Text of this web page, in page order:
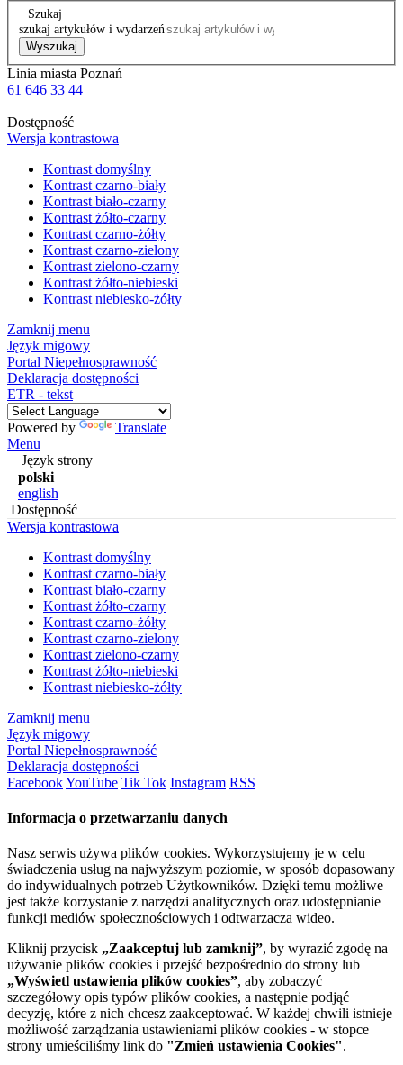
Szukaj
szukaj artykułów i wydarzeń
Wyszukaj
Linia miasta Poznań
61 646 33 44
Dostępność
Wersja kontrastowa
Kontrast domyślny
Kontrast czarno-biały
Kontrast biało-czarny
Kontrast żółto-czarny
Kontrast czarno-żółty
Kontrast czarno-zielony
Kontrast zielono-czarny
Kontrast żółto-niebieski
Kontrast niebiesko-żółty
Zamknij menu
Język migowy
Portal Niepełnosprawność
Deklaracja dostępności
ETR - tekst
Powered by
Translate
Menu
Język strony
polski
english
Dostępność
Wersja kontrastowa
Kontrast domyślny
Kontrast czarno-biały
Kontrast biało-czarny
Kontrast żółto-czarny
Kontrast czarno-żółty
Kontrast czarno-zielony
Kontrast zielono-czarny
Kontrast żółto-niebieski
Kontrast niebiesko-żółty
Zamknij menu
Język migowy
Portal Niepełnosprawność
Deklaracja dostępności
FacebookYouTube Tik Tok Instagram RSS
Informacja o przetwarzaniu danych
Nasz serwis używa plików cookies. Wykorzystujemy je w celu
świadczenia usług na najwyższym poziomie, w sposób dopasowany
do indywidualnych potrzeb Użytkowników. Dzięki temu możliwe
jest także korzystanie z narzędzi analitycznych oraz udostępnianie
funkcji mediów społecznościowych i odtwarzacza wideo.
Kliknij przycisk „Zaakceptuj lub zamknij”, by wyrazić zgodę na
używanie plików cookies i przejść bezpośrednio do strony lub
„Wyświetl ustawienia plików cookies”, aby zobaczyć
szczegółowy opis typów plików cookies, a następnie podjąć
decyzję, które z nich chcesz zaakceptować. W każdej chwili istnieje
możliwość zarządzania ustawieniami plików cookies - w stopce
strony umieściliśmy link do "Zmień ustawienia Cookies".